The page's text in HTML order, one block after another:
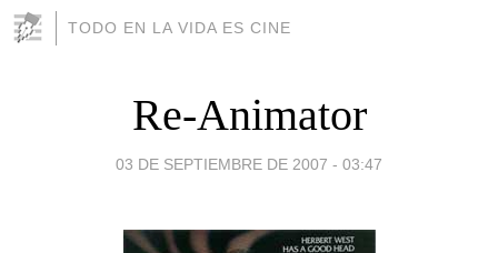
TODO EN LA VIDA ES CINE
Re-Animator
03 DE SEPTIEMBRE DE 2007 - 03:47